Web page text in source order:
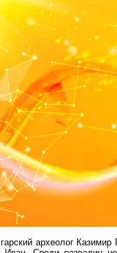
археолог Казимир